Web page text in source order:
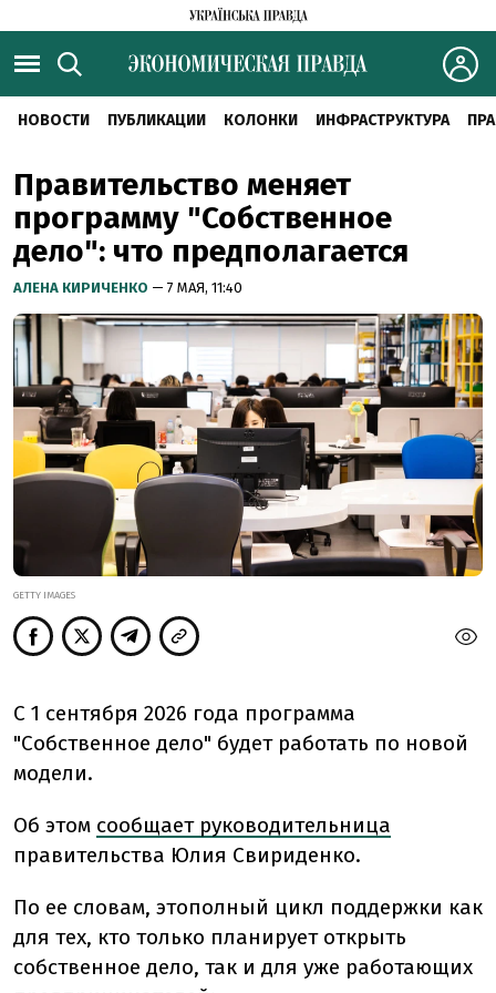
НОВОСТИ ПУБЛИКАЦИИ КОЛОНКИ ИНФРАСТРУКТУРА
Правительство меняет
программу "Собственное
дело": что предполагается
АЛЕНА КИРИЧЕНКО — 7 МАЯ, 11:40
GETTY IMAGES
С 1 сентября 2026 года программа
"Собственное дело" будет работать по новой
модели.
Об этом сообщает руководительница
правительства Юлия Свириденко.
По ее словам, этополный цикл поддержки как
для тех, кто только планирует открыть
собственное дело, так и для уже работающих